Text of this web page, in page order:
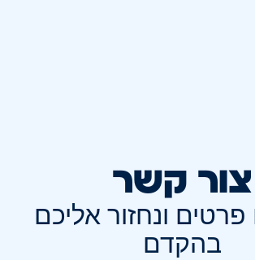
צור קשר
ונחזור אליכם
בהקדם